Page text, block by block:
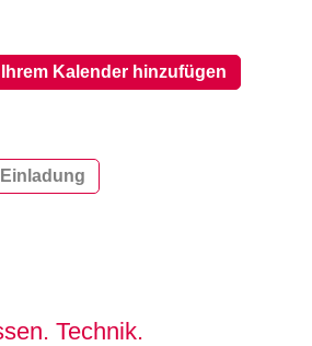
Kalender hinzufügen
Technik.